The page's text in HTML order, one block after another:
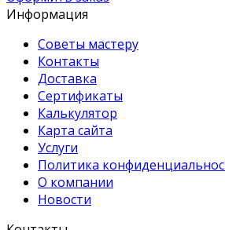
Информация
Советы мастеру
Контакты
Доставка
Сертификаты
Калькулятор
Карта сайта
Услуги
Политика
О компании
Новости